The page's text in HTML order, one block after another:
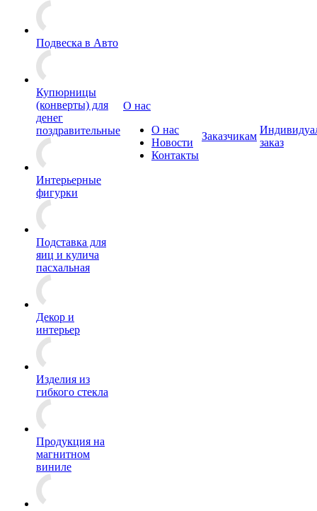
Подвеска в Авто
Купюрницы
(конверты) для
денег
поздравительные
Интерьерные
фигурки
Подставка для
яиц и кулича
пасхальная
Декор и
интерьер
Изделия из
гибкого стекла
Продукция на
магнитном
виниле
О нас
О нас
Новости
Контакты
Заказчикам
заказ